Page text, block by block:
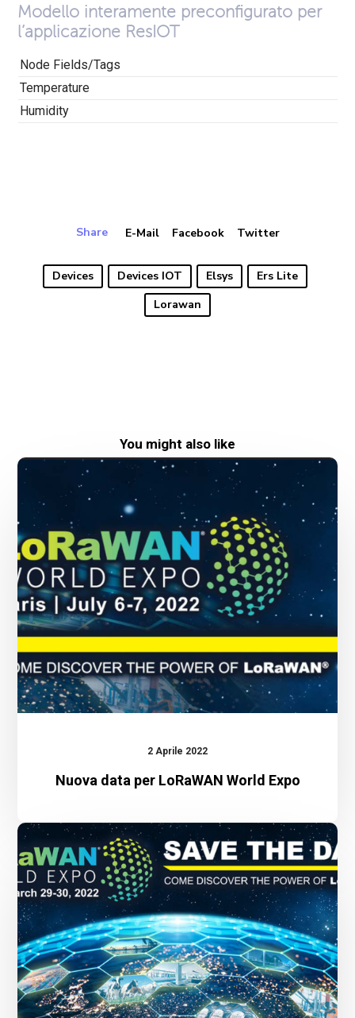
Modello interamente preconfigurato per
l’applicazione ResIOT
Node Fields/Tags
Temperature
Humidity
Share E-Mail Facebook Twitter
Devices Devices IOT Elsys
Ers Lite
Lorawan
You might also like
Nuova
data
per
LoRaWAN
World
Expo
2 Aprile 2022
Nuova data per LoRaWAN World Expo
LoRaWAN
World
Expo
2022
Parigi